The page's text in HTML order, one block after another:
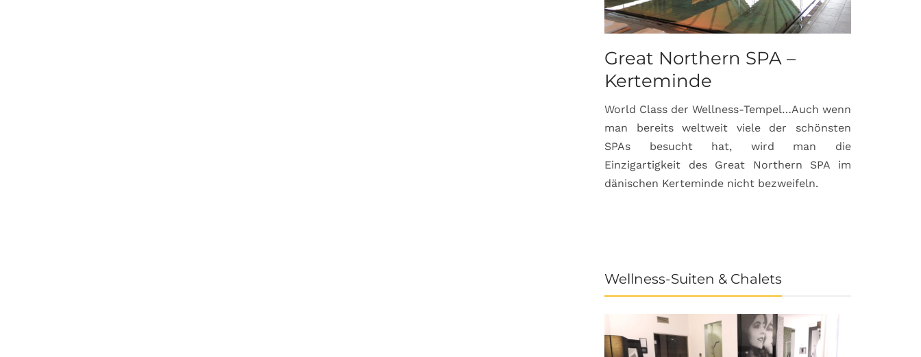
Great Northern SPA –
Kerteminde
World Class der Wellness-Tempel…Auch wenn
man bereits weltweit viele der schönsten
SPAs besucht hat, wird man die
Einzigartigkeit des Great Northern SPA im
dänischen Kerteminde nicht bezweifeln.
Wellness-Suiten & Chalets